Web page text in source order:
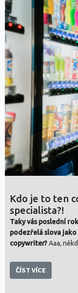
Kdo je to ten
specialista?!
Taky vás poslední
podezřelá slova jako
copywriter?Aaa,
ČÍST VÍCE